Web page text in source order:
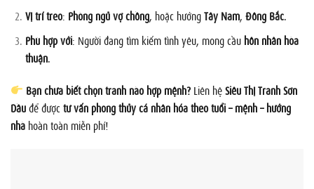
Vị trí treo: Phòng ngủ vợ chồng, hoặc hướngTây Nam, Đông Bắc.
Phù hợp với: Người đang tìm kiếm tình yêu, mong cầu hôn nhân hòa
thuận.
Bạn chưa biết chọn tranh nào hợp mệnh? Liên hệSiêu Thị Tranh Sơn
Dầuđể được tư vấn phong thủy cá nhân hóa theo tuổi – mệnh – hướng
nhà hoàn toàn miễn phí!